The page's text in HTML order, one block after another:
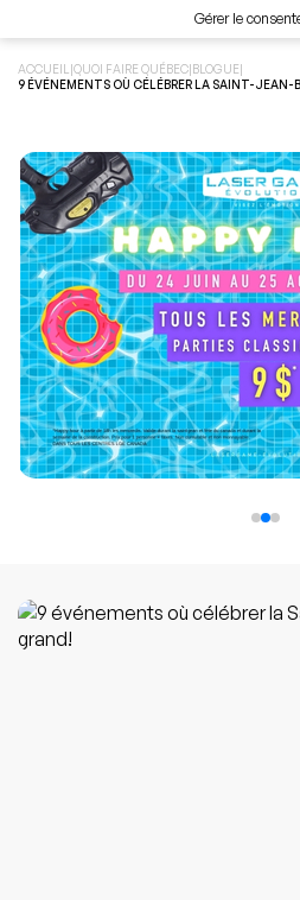
Gérer le
ACCUEIL |QUOI FAIRE QUÉBEC|BLOGUE|
9 ÉVÉNEMENTS OÙ CÉLÉBRER LA SAINT-JEAN-